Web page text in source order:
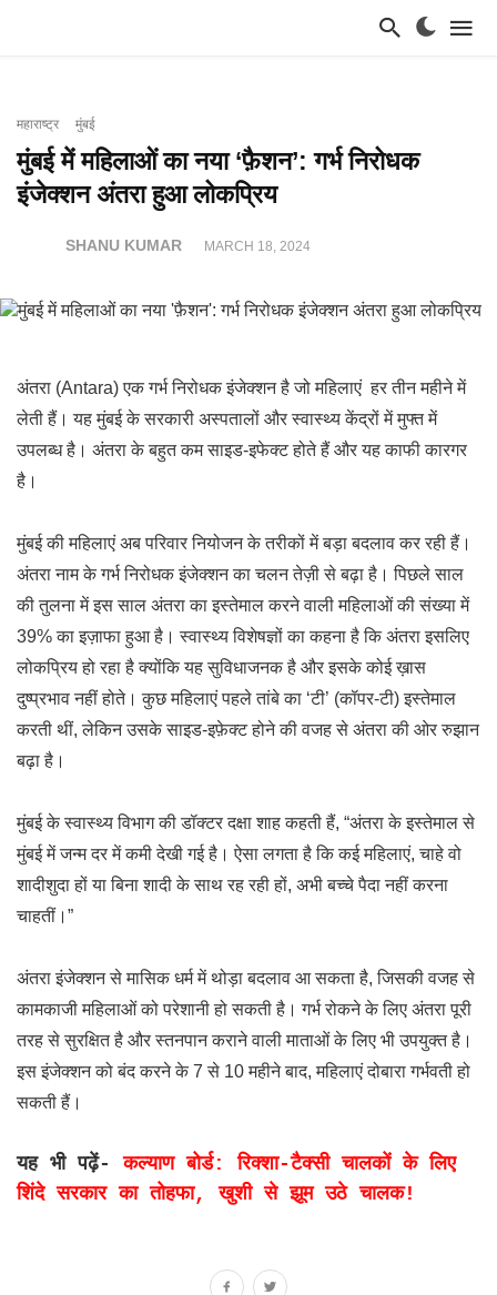
महाराष्ट्र मुंबई
मुंबई में महिलाओं का नया ‘फ़ैशन’: गर्भ निरोधक
इंजेक्शन अंतरा हुआ लोकप्रिय
SHANU KUMAR MARCH 18, 2024
अंतरा (Antara) एक गर्भ निरोधक इंजेक्शन है जो महिलाएं हर तीन महीने में
लेती हैं। यह मुंबई के सरकारी अस्पतालों और स्वास्थ्य केंद्रों में मुफ्त में
उपलब्ध है। अंतरा के बहुत कम साइड-इफेक्ट होते हैं और यह काफी कारगर
है।
मुंबई की महिलाएं अब परिवार नियोजन के तरीकों में बड़ा बदलाव कर रही हैं।
अंतरा नाम के गर्भ निरोधक इंजेक्शन का चलन तेज़ी से बढ़ा है। पिछले साल
की तुलना में इस साल अंतरा का इस्तेमाल करने वाली महिलाओं की संख्या में
39% का इज़ाफा हुआ है। स्वास्थ्य विशेषज्ञों का कहना है कि अंतरा इसलिए
लोकप्रिय हो रहा है क्योंकि यह सुविधाजनक है और इसके कोई ख़ास
दुष्प्रभाव नहीं होते। कुछ महिलाएं पहले तांबे का ‘टी’ (कॉपर-टी) इस्तेमाल
करती थीं, लेकिन उसके साइड-इफ़ेक्ट होने की वजह से अंतरा की ओर रुझान
बढ़ा है।
मुंबई के स्वास्थ्य विभाग की डॉक्टर दक्षा शाह कहती हैं, “अंतरा के इस्तेमाल से
मुंबई में जन्म दर में कमी देखी गई है। ऐसा लगता है कि कई महिलाएं, चाहे वो
शादीशुदा हों या बिना शादी के साथ रह रही हों, अभी बच्चे पैदा नहीं करना
चाहतीं।”
अंतरा इंजेक्शन से मासिक धर्म में थोड़ा बदलाव आ सकता है, जिसकी वजह से
कामकाजी महिलाओं को परेशानी हो सकती है। गर्भ रोकने के लिए अंतरा पूरी
तरह से सुरक्षित है और स्तनपान कराने वाली माताओं के लिए भी उपयुक्त है।
इस इंजेक्शन को बंद करने के 7 से 10 महीने बाद, महिलाएं दोबारा गर्भवती हो
सकती हैं।
यह भी पढ़ें-कल्याण बोर्ड: रिक्शा-टैक्सी चालकों के लिए
शिंदे सरकार का तोहफा, खुशी से झूम उठे चालक!